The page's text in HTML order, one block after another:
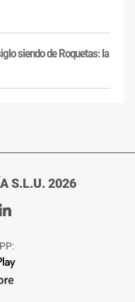
siendo de Roquetas: la
S.L.U. 2026
Ir
de
La
Voz